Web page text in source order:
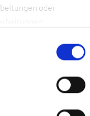
oder
und damit
vornehmen
erforderlich sind,
nicht mehr
der
sicher.